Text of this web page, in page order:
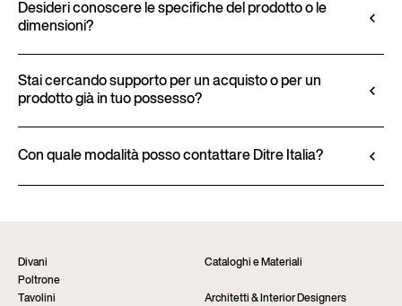
i propri prodotti tramite il Configuratore 3D.
Questo strumento permette non solo di visualizzare
il prodotto con le finiture e i rivestimenti selezionati,
ma anche di scaricare i modelli 2D e 3D, ove
disponibili, per un facile inserimento nel progetto.
Desideri conoscere le specifiche del prodotto o le
dimensioni?
caratteristiche dei materiali, le finiture e le
imbottiture, sono disponibili nella scheda tecnica del
prodotto.
Visualizza la scheda tecnica
Stai cercando supporto per un acquisto o per un
prodotto già in tuo possesso?
esclusivamente presso i rivenditori autorizzati, che
Con quale modalità posso contattare Ditre Italia?
Richiedi informazioni
Divani
Cataloghi e Materiali
Poltrone
Tavolini
Architetti & Interior Designers